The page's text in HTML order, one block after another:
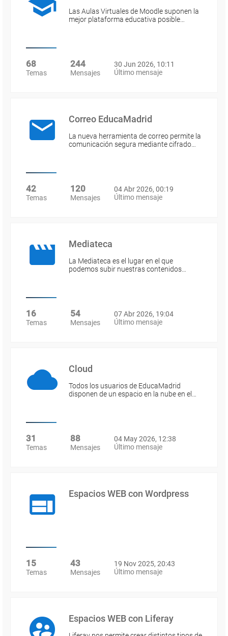
Las Aulas Virtuales de Moodle suponen la
mejor plataforma educativa posible…
68
Temas
244
Mensajes
30 Jun 2026, 10:11
Último mensaje
Correo EducaMadrid
La nueva herramienta de correo permite la
comunicación segura mediante cifrado…
42
Temas
120
Mensajes
04 Abr 2026, 00:19
Último mensaje
Mediateca
La Mediateca es el lugar en el que
podemos subir nuestras contenidos…
16
Temas
54
Mensajes
07 Abr 2026, 19:04
Último mensaje
Cloud
Todos los usuarios de EducaMadrid
disponen de un espacio en la nube en el…
31
Temas
88
Mensajes
04 May 2026, 12:38
Último mensaje
Espacios WEB con Wordpress
15
Temas
43
Mensajes
19 Nov 2025, 20:43
Último mensaje
Espacios WEB con Liferay